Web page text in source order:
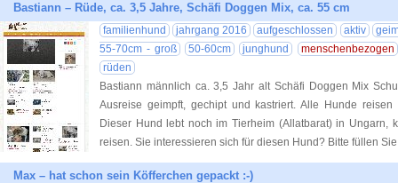
Bastiann – Rüde, ca. 3,5 Jahre, Schäfi Doggen Mix, ca. 55 cm
familienhund jahrgang 2016 aufgeschlossen aktiv
55-70cm - groß
50-60cm junghund
menschenbezogen
rüden
Bastiann männlich ca. 3,5 Jahr alt Schäfi Doggen Mix
Ausreise geimpft, gechipt und kastriert. Alle Hunde
Dieser Hund lebt noch im Tierheim (Allatbarat) in Ungarn,
reisen. Sie interessieren sich für diesen Hund? Bitte füllen
Max – hat schon sein Köfferchen gepackt :-)